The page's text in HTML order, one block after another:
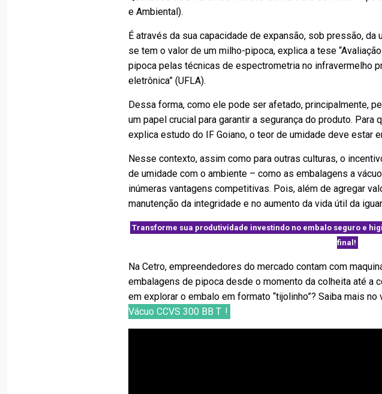
e Ambiental).
É através da sua capacidade de expansão, sob pressão,
se tem o valor de um milho-pipoca, explica a tese
pipoca pelas técnicas de espectrometria no infravermelho
eletrônica” (UFLA).
Dessa forma, como ele pode ser afetado, principalmente,
um papel crucial para garantir a segurança do produto. Para
explica estudo do IF Goiano, o teor de umidade deve estar
Nesse contexto, assim como para outras culturas, o
de umidade com o ambiente – como as embalagens a
inúmeras vantagens competitivas. Pois, além de agregar
manutenção da integridade e no aumento da vida útil da
Transforme sua produtividade investindo no embalo seguro e
final!
Na Cetro, empreendedores do mercado contam com
embalagens de pipoca desde o momento da colheita até a
em explorar o embalo em formato “tijolinho”? Saiba mais
Vácuo CCVS 300 BB T !